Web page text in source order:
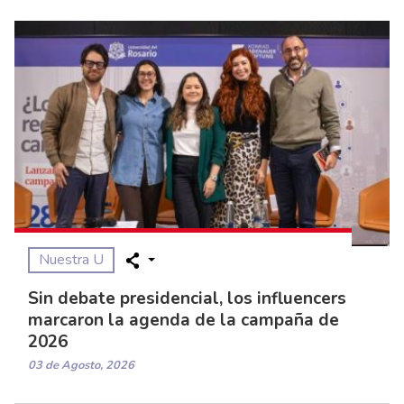
Nuestra U
Sin debate presidencial, los influencers
marcaron la agenda de la campaña de
2026
03 de Agosto, 2026